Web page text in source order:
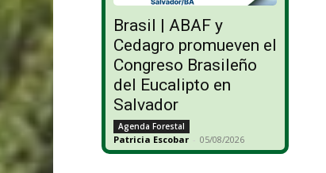
Brasil | ABAF y
Cedagro promueven el
Congreso Brasileño
del Eucalipto en
Salvador
Agenda Forestal
Patricia Escobar - 05/08/2026